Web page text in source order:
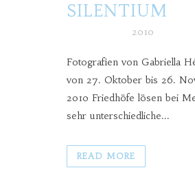
SILENTIUM
2010
Fotografien von Gabriella
von 27. Oktober bis 26.
2010 Friedhöfe lösen bei
sehr unterschiedliche...
READ MORE